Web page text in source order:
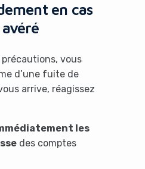
en cas
vous
d’une fuite de
arrive, réagissez
les
des comptes